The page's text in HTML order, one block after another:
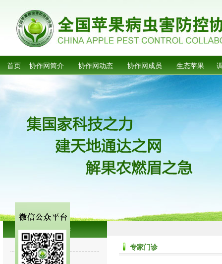
首页 协作网简介 协作网动态 协作网成员 生态苹果
专家讲堂
诊断集锦
专家门诊